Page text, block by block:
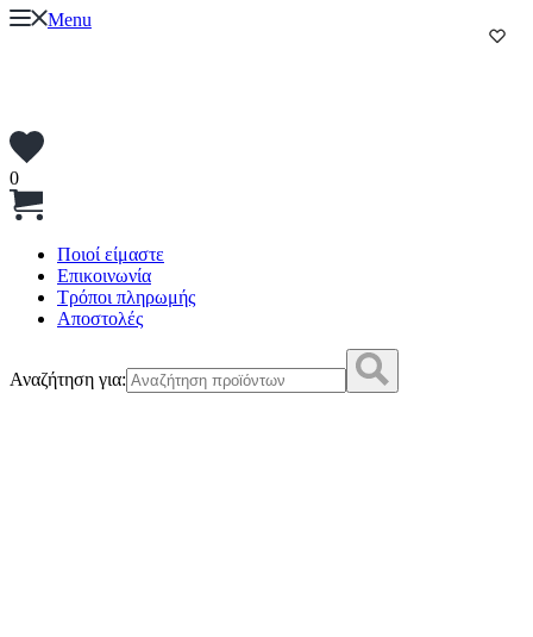
Menu
0
Ποιοί είμαστε
Επικοινωνία
Τρόποι πληρωμής
Αποστολές
Αναζήτηση για: